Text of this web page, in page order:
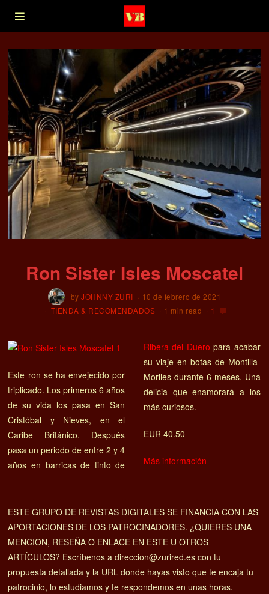
Ron Sister Isles Moscatel
byJOHNNY ZURI
10 de febrero de 2021
TIENDA & RECOMENDADOS
1 min read 1
Este ron se ha envejecido por
triplicado. Los primeros 6 años
de su vida los pasa en San
Cristóbal y Nieves, en el
Caribe Británico. Después
pasa un periodo de entre 2 y 4
años en barricas de tinto de
Ribera del Duero para acabar
su viaje en botas de Montilla-
Moriles durante 6 meses. Una
delicia que enamorará a los
más curiosos.
EUR 40.50
Más información
ESTE GRUPO DE REVISTAS DIGITALES SE FINANCIA CON LAS
APORTACIONES DE LOS PATROCINADORES. ¿QUIERES UNA
MENCION, RESEÑA O ENLACE EN ESTE U OTROS
ARTÍCULOS? Escríbenos a direccion@zurired.es con tu
propuesta detallada y la URL donde hayas visto que te encaja tu
patrocinio, lo estudiamos y te respondemos en unas horas.